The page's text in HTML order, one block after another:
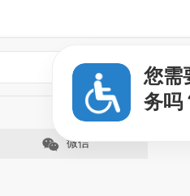
专业网站
微信
您需
务吗